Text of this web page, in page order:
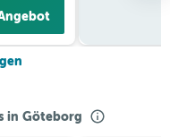
in Göteborg